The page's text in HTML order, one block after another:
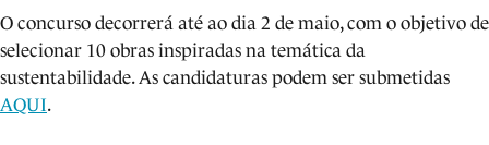
O concurso decorrerá até ao dia 2 de maio, com o objetivo de
selecionar 10 obras inspiradas na temática da
sustentabilidade. As candidaturas podem ser submetidas
AQUI.